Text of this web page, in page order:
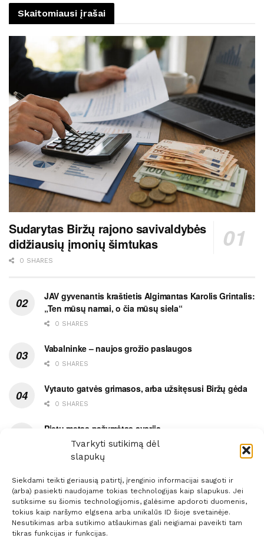
Tvarkyti sutikimą dėl
slapukų
Siekdami teikti geriausią patirtį, įrenginio informacijai saugoti ir
(arba) pasiekti naudojame tokias technologijas kaip slapukus. Jei
sutiksime su šiomis technologijomis, galėsime apdoroti duomenis,
tokius kaip naršymo elgsena arba unikalūs ID šioje svetainėje.
Nesutikimas arba sutikimo atšaukimas gali neigiamai paveikti tam
tikras funkcijas ir funkcijas.
Skaitomiausi įrašai
Sudarytas Biržų rajono savivaldybės
didžiausių įmonių šimtukas
0 SHARES
JAV gyvenantis kraštietis Algimantas Karolis Grintalis:
„Ten mūsų namai, o čia mūsų siela“
0 SHARES
Vabalninke – naujos grožio paslaugos
0 SHARES
Vytauto gatvės grimasos, arba užsitęsusi Biržų gėda
0 SHARES
Pietų metas pažymėtas avarija
0 SHARES
Prenumerata Reklama Taisyklės Kontaktai